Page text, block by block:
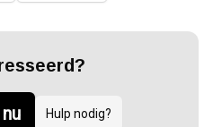
Hulp nodig?